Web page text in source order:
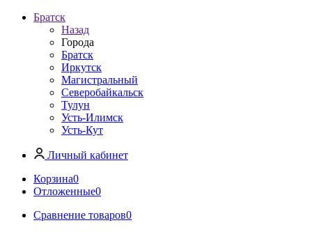
Братск
Назад
Города
Братск
Иркутск
Магистральный
Северобайкальск
Тулун
Усть-Илимск
Усть-Кут
Личный кабинет
Корзина0
Отложенные0
Сравнение товаров0